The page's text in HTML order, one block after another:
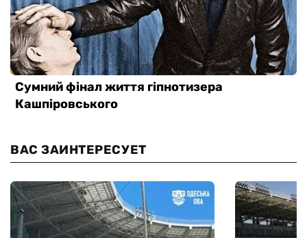
ВАС ЗАИНТЕРЕСУЕТ